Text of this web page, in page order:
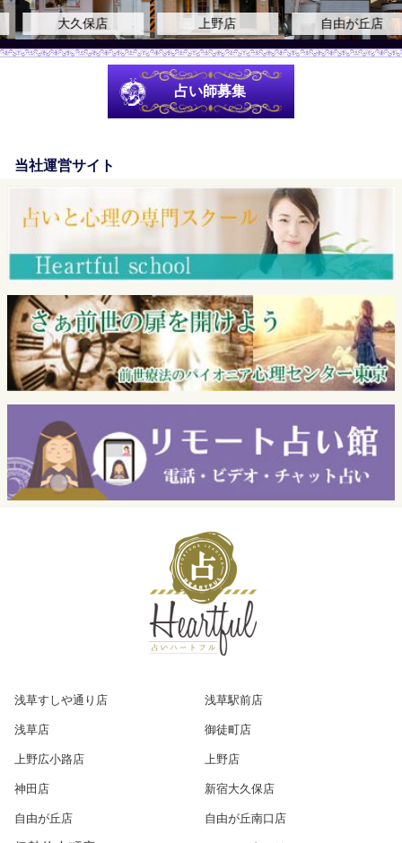
大久保店 上野店 自由が丘店
占い師募集
当社運営サイト
浅草すしや通り店
浅草駅前店
浅草店
御徒町店
上野広小路店
上野店
神田店
新宿大久保店
自由が丘店
自由が丘南口店